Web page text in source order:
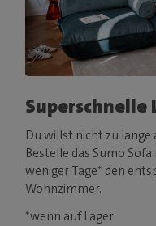
Superschnelle
Du willst nicht zu lange
Bestelle das Sumo
weniger Tage* den
Wohnzimmer.
*wenn auf Lager